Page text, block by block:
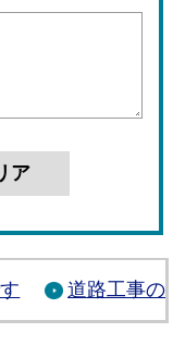
道路工事の